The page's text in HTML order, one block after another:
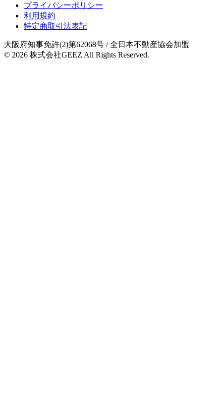
プライバシーポリシー
利用規約
特定商取引法表記
大阪府知事免許(2)第62068号 / 全日本不動産協会加盟
© 2026 株式会社GEEZ All Rights Reserved.